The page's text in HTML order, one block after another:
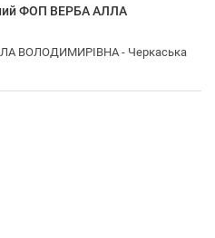
ФОП ВЕРБА АЛЛА
ВОЛОДИМИРІВНА - Черкаська